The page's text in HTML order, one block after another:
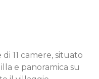
11 camere, situato
e panoramica su